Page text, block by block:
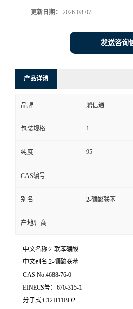
更新日期： 2026-08-07
发送咨询
产品详请
品牌 鼎信通
包装规格 1
纯度 95
CAS编号
别名 2-硼酸联苯
产地/厂商
中文名称:2-联苯硼酸
中文别名:2-硼酸联苯
CAS No:4688-76-0
EINECS号：670-315-1
分子式:C12H11BO2